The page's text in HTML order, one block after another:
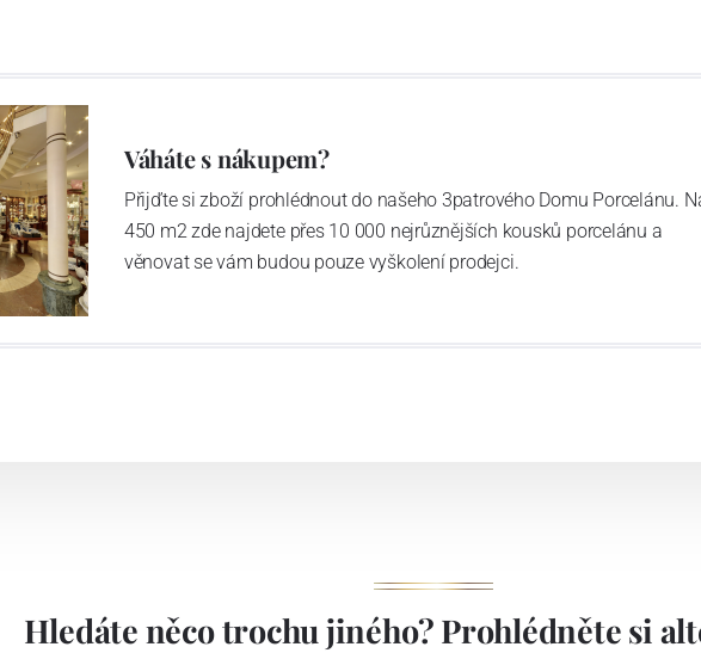
Váháte s nákupem?
Přijďte si zboží prohlédnout do našeho 3patrového Domu Porcelánu.
450 m2 zde najdete přes 10 000 nejrůznějších kousků porcelánu a
věnovat se vám budou pouze vyškolení prodejci.
Hledáte něco trochu jiného? Prohlédněte si